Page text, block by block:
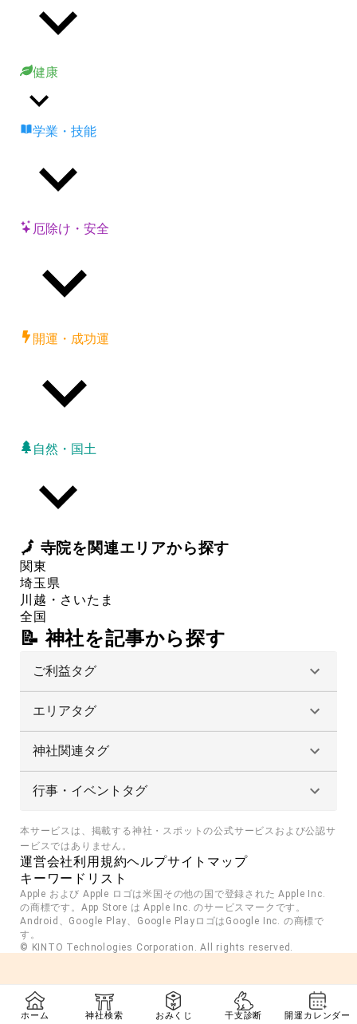
健康
学業・技能
厄除け・安全
開運・成功運
自然・国土
🗾 寺院を関連エリアから探す
関東
埼玉県
川越・さいたま
全国
📝 神社を記事から探す
ご利益タグ
エリアタグ
神社関連タグ
行事・イベントタグ
本サービスは、掲載する神社・スポットの公式サービスおよび公認サ
ービスではありません。
運営会社利用規約ヘルプサイトマップ
キーワードリスト
Apple および Apple ロゴは米国その他の国で登録された Apple Inc.
の商標です。App Store は Apple Inc. のサービスマークです。
Android、Google Play、Google PlayロゴはGoogle Inc. の商標で
す。
© KINTO Technologies Corporation. All rights reserved.
ホーム 神社検索 おみくじ 干支診断 開運カレンダー